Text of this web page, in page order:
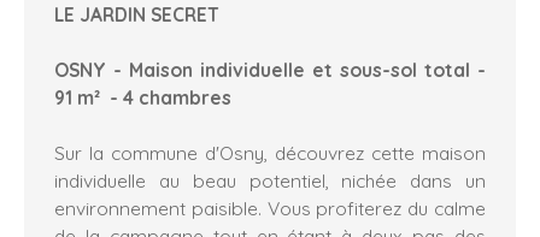
LE JARDIN SECRET
OSNY - Maison individuelle et sous-sol total -
91 m² - 4 chambres
Sur la commune d'Osny, découvrez cette maison
individuelle au beau potentiel, nichée dans un
environnement paisible. Vous profiterez du calme